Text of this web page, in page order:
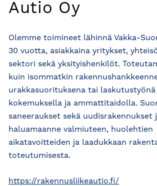
Autio Oy
Olemme toimineet lähinnä Vakka-
30 vuotta, asiakkaina yritykset,
sektori sekä yksityishenkilöt.
kuin isommatkin
urakkasuorituksena tai laskutustyönä
kokemuksella ja ammattitaidolla.
saneeraukset sekä uudisrakennukset
haluamaanne valmiuteen, huolehtien
aikatavoitteiden ja laadukkaan
toteutumisesta.
https://rakennusliikeautio.fi/